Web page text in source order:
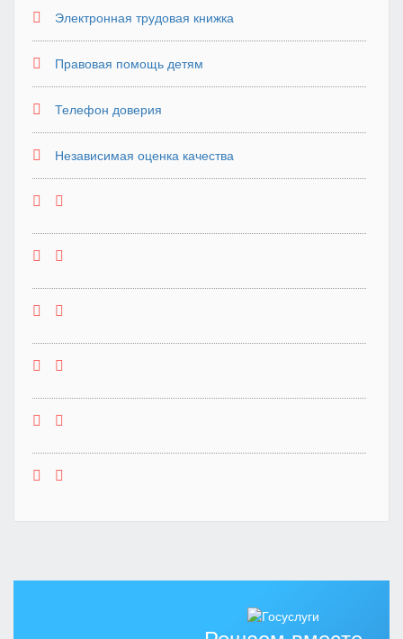
Электронная трудовая книжка
Правовая помощь детям
Телефон доверия
Независимая оценка качества